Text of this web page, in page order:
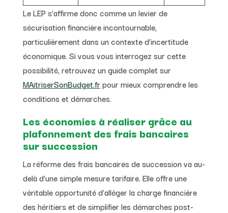
Le LEP s’affirme donc comme un levier de
sécurisation financière incontournable,
particulièrement dans un contexte d’incertitude
économique. Si vous vous interrogez sur cette
possibilité, retrouvez un guide complet sur
MAitriserSonBudget.frpour mieux comprendre les
conditions et démarches.
Les économies à réaliser grâce au
plafonnement des frais bancaires
sur succession
La réforme des frais bancaires de succession va au-
delà d’une simple mesure tarifaire. Elle offre une
véritable opportunité d’alléger la charge financière
des héritiers et de simplifier les démarches post-